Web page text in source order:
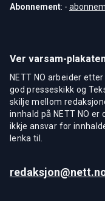
Abonnement: -
Ver varsam-
NETT NO arbeider
god presseskikk og
skilje mellom
innhald på NETT NO er
ikkje ansvar for
lenka til.